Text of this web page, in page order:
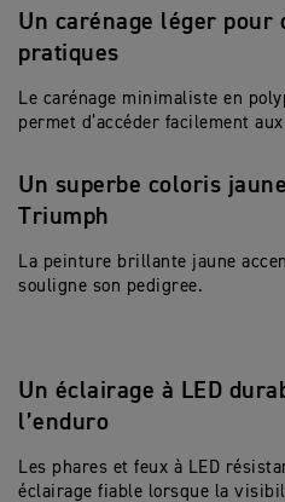
Un carénage léger pour
pratiques
Le carénage minimaliste en
permet d’accéder facilement
Un superbe coloris
Triumph
La peinture brillante jaune
souligne son pedigree.
Un éclairage à LED
l’enduro
Les phares et feux à LED
éclairage fiable lorsque la